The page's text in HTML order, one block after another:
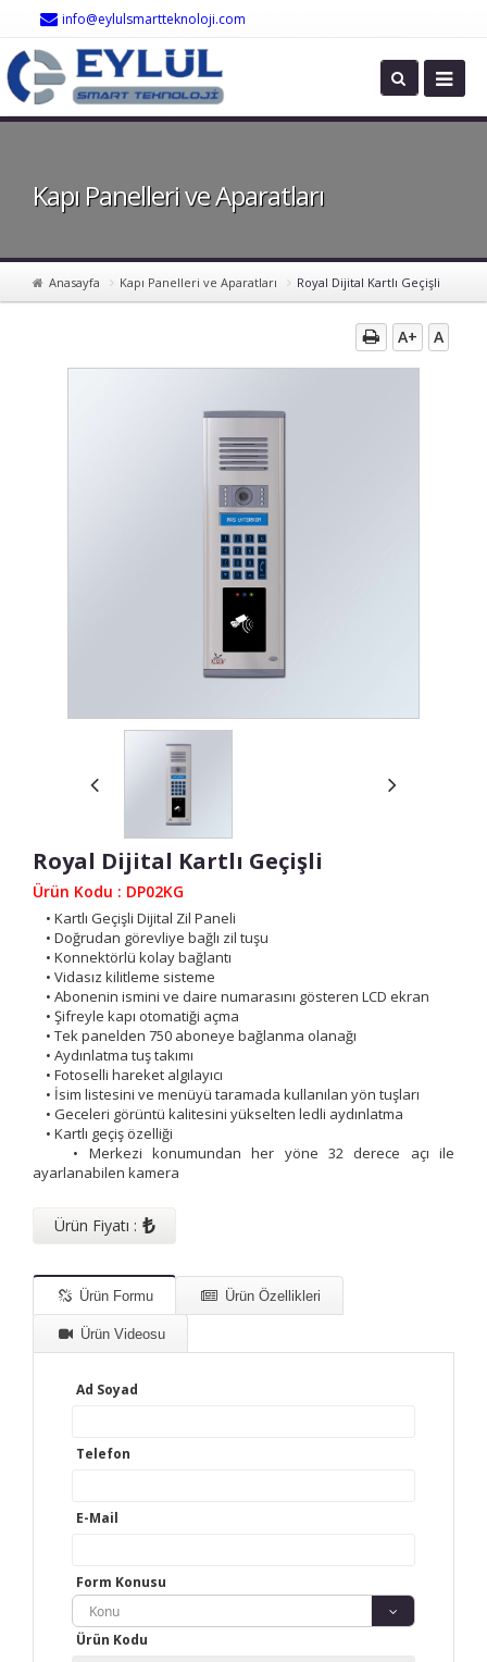
info@eylulsmartteknoloji.com
Kapı Panelleri ve Aparatları
Anasayfa Kapı Panelleri ve Aparatları Royal Dijital Kartlı Geçişli
A+ A
Royal Dijital Kartlı Geçişli
Ürün Kodu : DP02KG
• Kartlı Geçişli Dijital Zil Paneli
• Doğrudan görevliye bağlı zil tuşu
• Konnektörlü kolay bağlantı
• Vidasız kilitleme sisteme
• Abonenin ismini ve daire numarasını gösteren LCD ekran
• Şifreyle kapı otomatiği açma
• Tek panelden 750 aboneye bağlanma olanağı
• Aydınlatma tuş takımı
• Fotoselli hareket algılayıcı
• İsim listesini ve menüyü taramada kullanılan yön tuşları
• Geceleri görüntü kalitesini yükselten ledli aydınlatma
• Kartlı geçiş özelliği
• Merkezi konumundan her yöne 32 derece açı ile
ayarlanabilen kamera
Ürün Fiyatı : ₺
Ürün Formu Ürün Özellikleri
Ürün Videosu
Ad Soyad
Telefon
E-Mail
Form Konusu
Konu
Ürün Kodu